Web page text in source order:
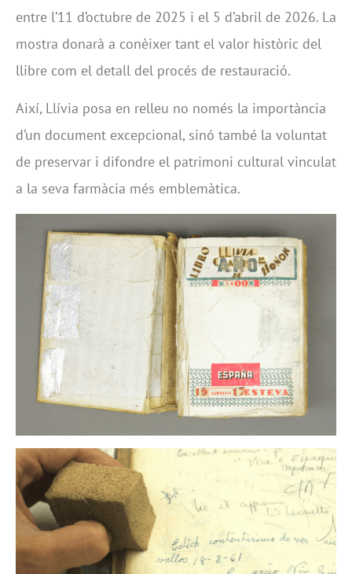
entre l’11 d’octubre de 2025 i el 5 d’abril de 2026. La
mostra donarà a conèixer tant el valor històric del
llibre com el detall del procés de restauració.
Així, Llívia posa en relleu no només la importància
d’un document excepcional, sinó també la voluntat
de preservar i difondre el patrimoni cultural vinculat
a la seva farmàcia més emblemàtica.